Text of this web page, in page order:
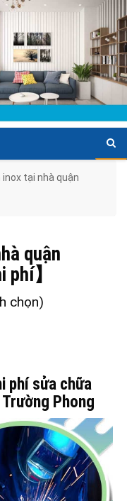
tại nhà quận
quận
】
chọn)
phí sửa chữa
Phong